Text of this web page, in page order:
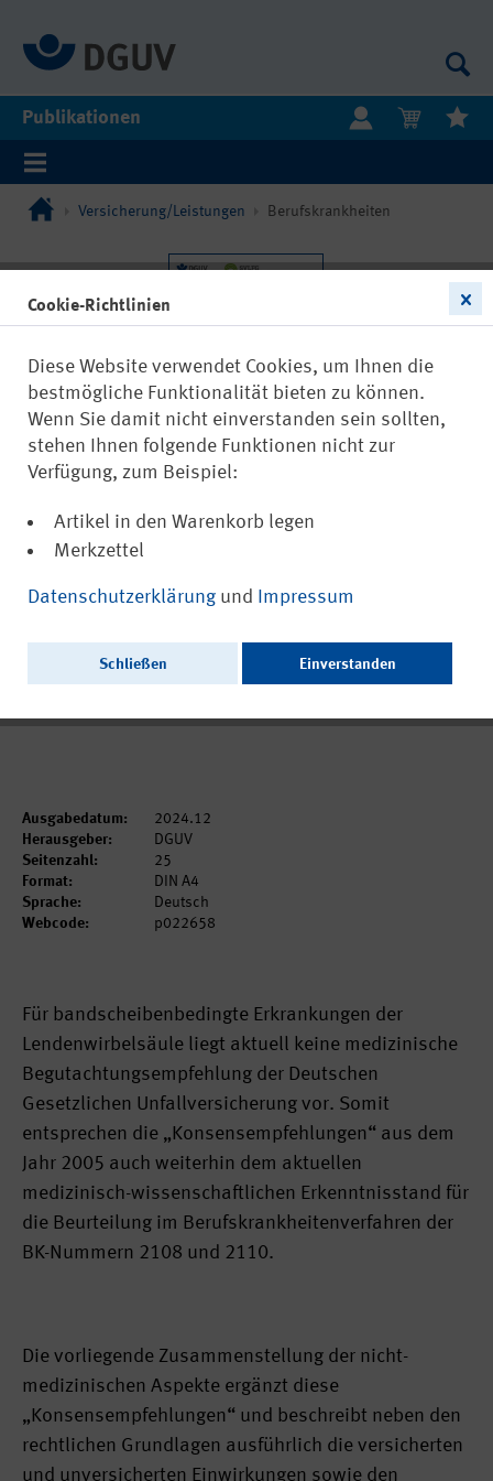
Publikationen
Versicherung/Leistungen Berufskrankheiten
Begutachtung der BK 2108/2110
Ausgabedatum:
2024.12
Herausgeber:
DGUV
Seitenzahl:
25
Format:
DIN A4
Sprache:
Deutsch
Webcode:
p022658
Für bandscheibenbedingte Erkrankungen der
Lendenwirbelsäule liegt aktuell keine medizinische
Begutachtungsempfehlung der Deutschen
Gesetzlichen Unfallversicherung vor. Somit
entsprechen die „Konsensempfehlungen“ aus dem
Jahr 2005 auch weiterhin dem aktuellen
medizinisch-wissenschaftlichen Erkenntnisstand für
die Beurteilung im Berufskrankheitenverfahren der
BK-Nummern 2108 und 2110.
Die vorliegende Zusammenstellung der nicht-
medizinischen Aspekte ergänzt diese
„Konsensempfehlungen“ und beschreibt neben den
rechtlichen Grundlagen ausführlich die versicherten
und unversicherten Einwirkungen sowie den
Cookie-Richtlinien
Diese Website verwendet Cookies, um Ihnen die
bestmögliche Funktionalität bieten zu können.
Wenn Sie damit nicht einverstanden sein sollten,
stehen Ihnen folgende Funktionen nicht zur
Verfügung, zum Beispiel:
Artikel in den Warenkorb legen
Merkzettel
Datenschutzerklärung und Impressum
Schließen Einverstanden